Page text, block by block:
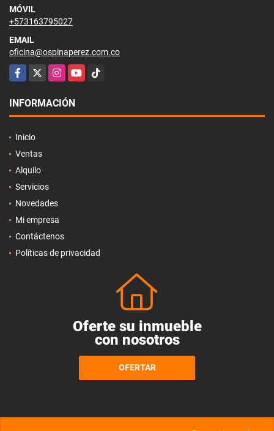
MÓVIL
+573163795027
EMAIL
oficina@ospinaperez.com.co
Facebook
X InstagramYouTubeTikTok
INFORMACIÓN
Inicio
Ventas
Alquilo
Servicios
Novedades
Mi empresa
Contáctenos
Políticas de privacidad
Oferte su inmueble
con nosotros
OFERTAR